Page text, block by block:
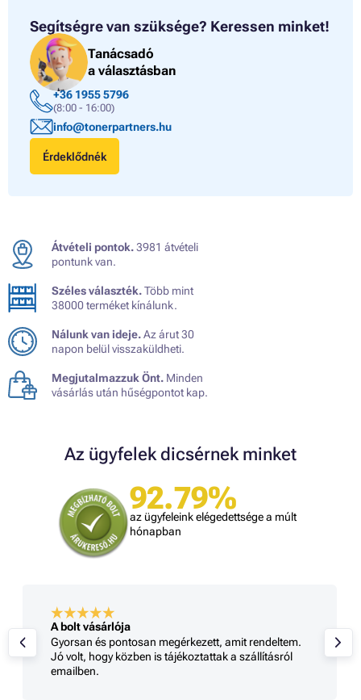
Segítségre van szüksége? Keressen minket!
Tanácsadó
a választásban
+36 1955 5796
(8:00 - 16:00)
info@tonerpartners.hu
Érdeklődnék
Átvételi pontok.3981 átvételi
pontunk van.
Széles választék.Több mint
38000 terméket kínálunk.
Nálunk van ideje.Az árut 30
napon belül visszaküldheti.
Megjutalmazzuk Önt. Minden
vásárlás után hűségpontot kap.
Az ügyfelek dicsérnek minket
92.79%
az ügyfeleink elégedettsége a múlt
hónapban
A bolt vásárlója
Gyorsan és pontosan megérkezett, amit rendeltem.
Jó volt, hogy közben is tájékoztattak a szállításról
emailben.